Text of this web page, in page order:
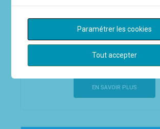
ARTICLES POUR BOIS
Support buches
EN SAVOIR PLUS
Paramétrer les cookies
Tout accepter